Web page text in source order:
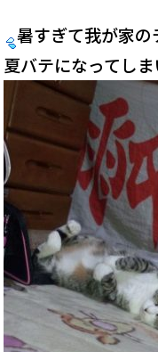
暑すぎて我が家の
夏バテになってし